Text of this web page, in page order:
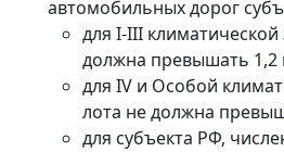
автомобильных дорог
для I-III
должна превышать 1,2
для IV и Особой
лота не должна
для субъекта РФ,